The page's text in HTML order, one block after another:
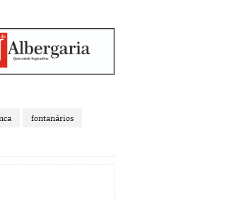
fontanários